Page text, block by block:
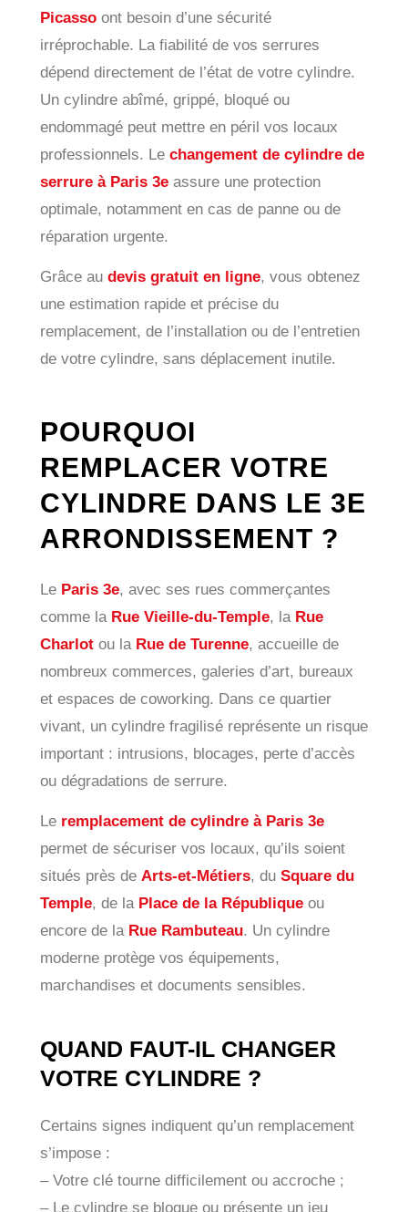
Picassoont besoin d’une sécurité
irréprochable. La fiabilité de vos serrures
dépend directement de l’état de votre cylindre.
Un cylindre abîmé, grippé, bloqué ou
endommagé peut mettre en péril vos locaux
professionnels. Le changement de cylindre de
serrure à Paris 3eassure une protection
optimale, notamment en cas de panne ou de
réparation urgente.
Grâce au devis gratuit en ligne, vous obtenez
une estimation rapide et précise du
remplacement, de l’installation ou de l’entretien
de votre cylindre, sans déplacement inutile.
POURQUOI
REMPLACER VOTRE
CYLINDRE DANS LE 3E
ARRONDISSEMENT ?
Le Paris 3e, avec ses rues commerçantes
comme la Rue Vieille-du-Temple, la Rue
Charlotou la Rue de Turenne, accueille de
nombreux commerces, galeries d’art, bureaux
et espaces de coworking. Dans ce quartier
vivant, un cylindre fragilisé représente un risque
important : intrusions, blocages, perte d’accès
ou dégradations de serrure.
Le remplacement de cylindre à Paris 3e
permet de sécuriser vos locaux, qu’ils soient
situés près de Arts-et-Métiers, du Square du
Temple, de la Place de la Républiqueou
encore de la Rue Rambuteau. Un cylindre
moderne protège vos équipements,
marchandises et documents sensibles.
QUAND FAUT-IL CHANGER
VOTRE CYLINDRE ?
Certains signes indiquent qu’un remplacement
s’impose :
– Votre clé tourne difficilement ou accroche ;
– Le cylindre se bloque ou présente un jeu